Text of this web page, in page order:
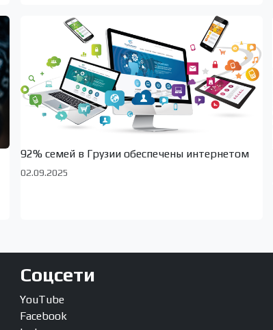
92% семей в Грузии обеспечены интернетом
02.09.2025
Соцсети
YouTube
Facebook